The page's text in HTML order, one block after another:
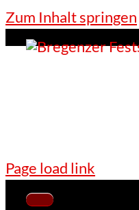
Zum Inhalt springen
Page load link